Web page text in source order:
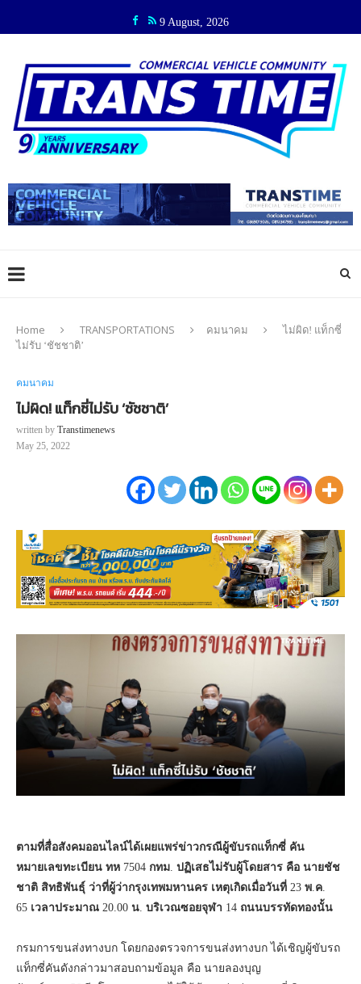
9 August, 2026
Home TRANSPORTATIONS คมนาคม
ไม่ผิด! แท็กซี่
ไม่รับ ‘ชัชชาติ’
คมนาคม
ไม่ผิด! แท็กซี่ไม่รับ ‘ชัชชาติ’
written by Transtimenews
May 25, 2022
ตามที่สื่อสังคมออนไลน์ได้เผยแพร่ข่าวกรณีผู้ขับรถแท็กซี่ คัน
หมายเลขทะเบียน ทห 7504 กทม. ปฏิเสธไม่รับผู้โดยสาร คือ นายชัช
ชาติ สิทธิพันธุ์ ว่าที่ผู้ว่ากรุงเทพมหานคร เหตุเกิดเมื่อวันที่ 23 พ.ค.
65 เวลาประมาณ 20.00 น. บริเวณซอยจุฬา 14 ถนนบรรทัดทองนั้น
กรมการขนส่งทางบก โดยกองตรวจการขนส่งทางบก ได้เชิญผู้ขับรถ
แท็กซี่คันดังกล่าวมาสอบถามข้อมูล คือ นายลองบุญ